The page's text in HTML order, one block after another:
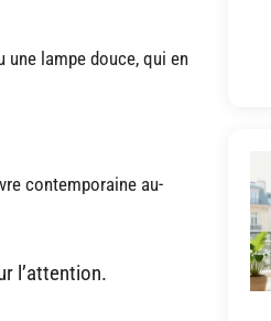
lampe douce, qui en
contemporaine au-
l’attention.